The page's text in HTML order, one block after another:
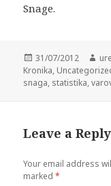
Snage.
Posted
on
31/07/2012
Kronika,
snaga, statistika,
Leave a Reply
Your email address
marked*